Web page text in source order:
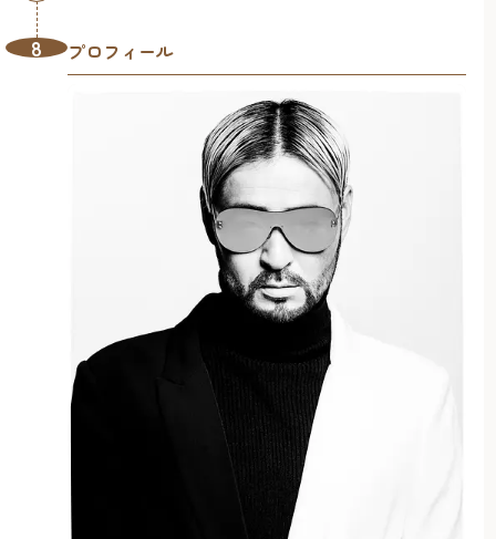
8 プロフィール